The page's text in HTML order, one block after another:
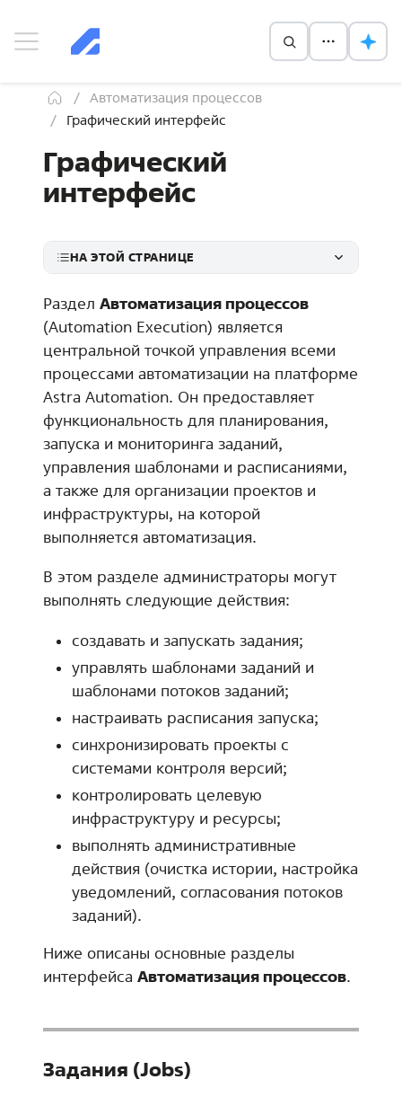
Автоматизация процессов
Графический интерфейс
Графический
интерфейс
НА ЭТОЙ СТРАНИЦЕ
Раздел Автоматизация процессов
(Automation Execution) является
центральной точкой управления всеми
процессами автоматизации на платформе
Astra Automation. Он предоставляет
функциональность для планирования,
запуска и мониторинга заданий,
управления шаблонами и расписаниями,
а также для организации проектов и
инфраструктуры, на которой
выполняется автоматизация.
В этом разделе администраторы могут
выполнять следующие действия:
создавать и запускать задания;
управлять шаблонами заданий и
шаблонами потоков заданий;
настраивать расписания запуска;
синхронизировать проекты с
системами контроля версий;
контролировать целевую
инфраструктуру и ресурсы;
выполнять административные
действия (очистка истории, настройка
уведомлений, согласования потоков
заданий).
Ниже описаны основные разделы
интерфейса Автоматизация процессов
Задания (Jobs)